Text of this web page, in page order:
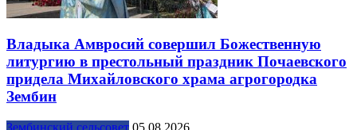
Владыка Амвросий совершил Божественную
литургию в престольный праздник Почаевского
придела Михайловского храма агрогородка
Зембин
Зембинский сельсовет 05.08.2026